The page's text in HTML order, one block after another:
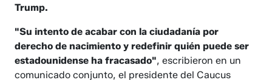
Trump.
"Su intento de acabar con la ciudadanía por
derecho de nacimiento y redefinir quién puede ser
estadounidense ha fracasado", escribieron en un
comunicado conjunto, el presidente del Caucus